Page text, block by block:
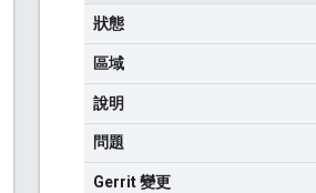
狀態
區域
說明
問題
Gerrit 變更